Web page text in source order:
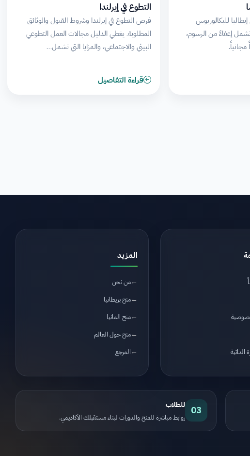
للبكالوريوس
تشمل إعفاءً من الرسوم،
التطوع في إيرلندا
فرص التطوع في إيرلندا وشروط القبول والوثائق
المطلوبة. يغطي الدليل مجالات العمل التطوعي
البيئي والاجتماعي، والمزايا التي تشمل…
قراءة التفاصيل
الذاتية
المزيد
من نحن
منح بريطانيا
منح المانيا
منح حول العالم
المرجع
03 للطلاب
روابط مباشرة للمنح والدورات لبناء مستقبلك الأكاديمي.